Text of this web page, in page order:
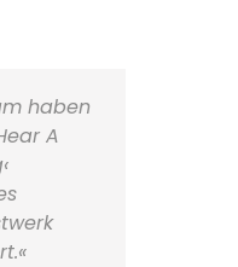
haben
A